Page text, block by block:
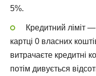
5%.
Кредитний ліміт
картці 0 власних
витрачаєте кредитні
потім дивується